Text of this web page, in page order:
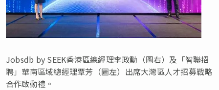
Jobsdb by SEEK香港區總經理李政勳（圖右）及「智聯招
聘」華南區域總經理覃芳（圖左）出席大灣區人才招募戰略
合作啟動禮。